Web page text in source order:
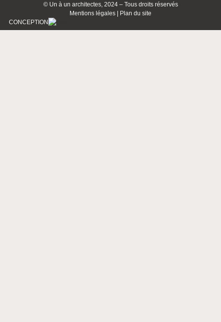
© Un à un architectes, 2024 – Tous droits réservés
Mentions légales | Plan du site
CONCEPTION